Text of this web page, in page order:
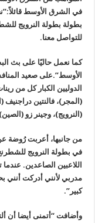
في الشرق الأوسط
بطولة بطولة النرويج
للتواصل معنا.
كما نعمل حاليًا على بث
الأوسط”.على صعيد
الدوليين الكبار كل من
(المجر)، فالنتين دراجنيف
(النرويج)، وجينر زو
من جانبها، أعربت رُوضة
في بطولة النرويج
اللاعبين الصاعدين.
مدربي لأنني أدركت أنني
كبير”.
وأضافت “أتمنى أيضا أن